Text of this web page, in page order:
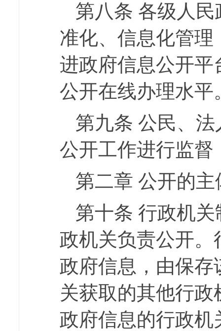
第八条 各级人
准化、信息化管
进政府信息公开
公开在线办理水平
第九条 公民、法
公开工作进行监
第二章 公开的主
第十条 行政机关
政机关负责公开
政府信息，由保
关获取的其他行
政府信息的行政